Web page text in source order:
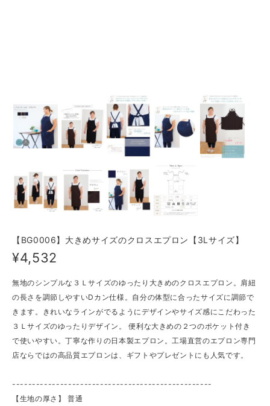
【BG0006】大きめサイズのクロスエプロン【3Lサイズ】
¥4,532
無地のシンプルな３Ｌサイズのゆったり大きめのクロスエプロン。肩紐
の長さを調節しやすいDカン仕様。自分の体型に合ったサイズに調節で
きます。きれいなラインがでるようにデザインやサイズ感にこだわった
３Ｌサイズのゆったりデザイン。 便利な大きめの２つのポケット付き
で使いやすい。丁寧な作りの日本製エプロン。工場直営のエプロン専門
店ならではの高品質エプロンは、ギフトやプレゼントにも人気です。
--------------------------------------------------
【生地の厚さ】 ​普通